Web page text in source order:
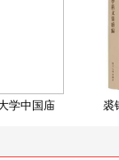
学中国庙 裘